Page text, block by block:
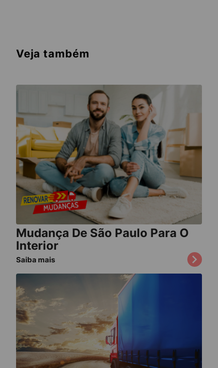
Veja também
Mudança De São Paulo Para O
Interior
Saiba mais